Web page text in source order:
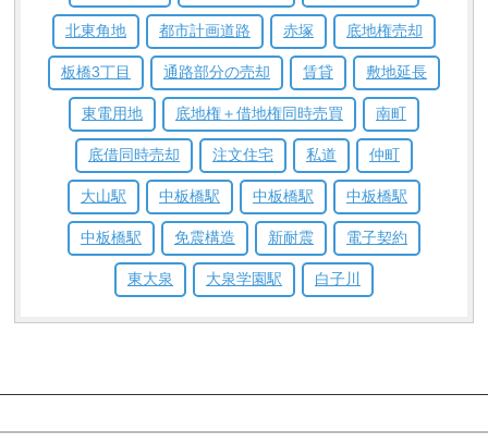
北東角地 都市計画道路 赤塚 底地権売却
板橋3丁目 通路部分の売却 賃貸 敷地延長
東電用地 底地権＋借地権同時売買 南町
底借同時売却 注文住宅 私道 仲町
大山駅 中板橋駅 中板橋駅 中板橋駅
中板橋駅 免震構造 新耐震 電子契約
東大泉 大泉学園駅 白子川